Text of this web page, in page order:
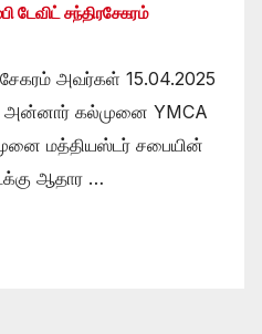
சந்திரசேகரம்
அவர்கள் 15.04.2025
அன்னார் கல்முனை YMCA
மத்தியஸ்டர் சபையின்
ஆதார …